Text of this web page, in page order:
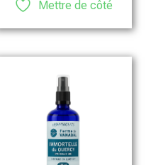
Mettre de côté